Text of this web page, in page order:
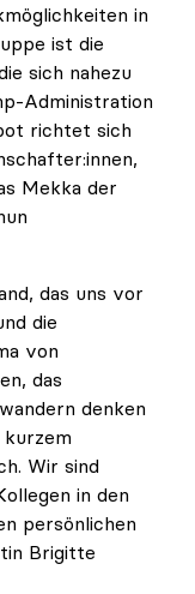
in
ist die
sich nahezu
Administration
richtet sich
Mekka der
das uns vor
die
von
das
denken
Wir sind
in den
persönlichen
Brigitte